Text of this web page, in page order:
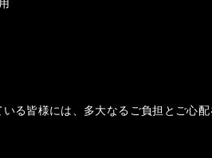
る皆様には、多大なるご負担とご心